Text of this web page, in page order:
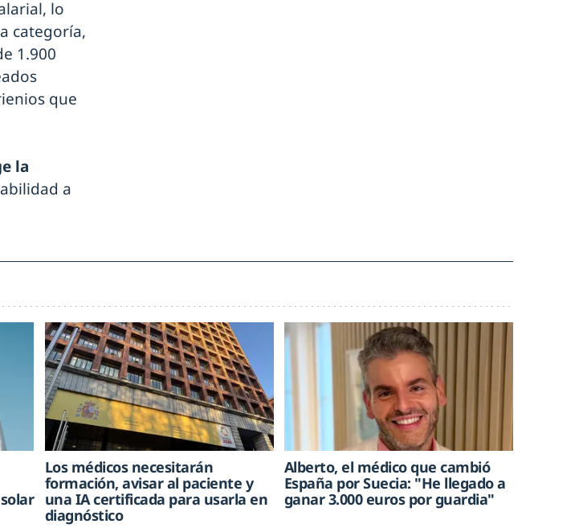
lo
categoría,
1.900
que
la
a
Los médicos necesitarán
formación, avisar al paciente y
una IA certificada para usarla en
diagnóstico
Alberto, el médico que cambió
España por Suecia: "He llegado a
ganar 3.000 euros por guardia"